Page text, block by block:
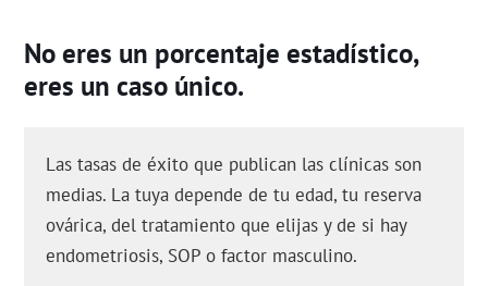
No eres un porcentaje estadístico,
eres un caso único.
Las tasas de éxito que publican las clínicas son
medias. La tuya depende de tu edad, tu reserva
ovárica, del tratamiento que elijas y de si hay
endometriosis, SOP o factor masculino.